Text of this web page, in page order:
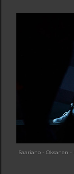
Saariaho - Oksanen